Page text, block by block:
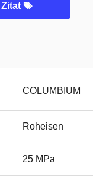
COLUMBIUM
Roheisen
25 MPa